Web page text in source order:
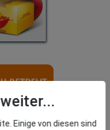
Einige von diesen sind